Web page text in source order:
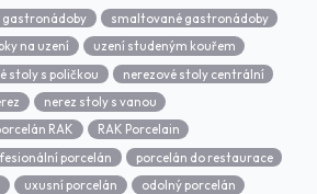
gastronádoby
smaltované gastronádoby
na uzení
uzení studeným kouřem
stoly s poličkou
nerezové stoly centrální
nerez stoly s vanou
RAK
RAK Porcelain
porcelán
porcelán do restaurace
uxusní porcelán
odolný porcelán